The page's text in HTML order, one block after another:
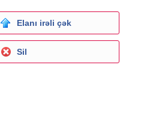
Elanı irəli çək
Sil